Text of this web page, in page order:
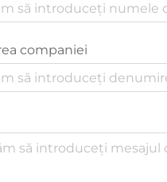
companiei